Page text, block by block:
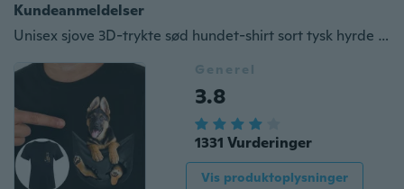
Kundeanmeldelser
Unisex sjove 3D-trykte sød hundet-shirt sort tysk hyrde i lomme bomuldstopper
Generel
3.8
1331 Vurderinger
Vis produktoplysninger